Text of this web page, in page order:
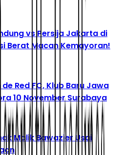
vs Persija Jakarta di
Berat Macan Kemayoran!
Red FC, Klub Baru Jawa
10 November Surabaya
Malik Bawazier Usai